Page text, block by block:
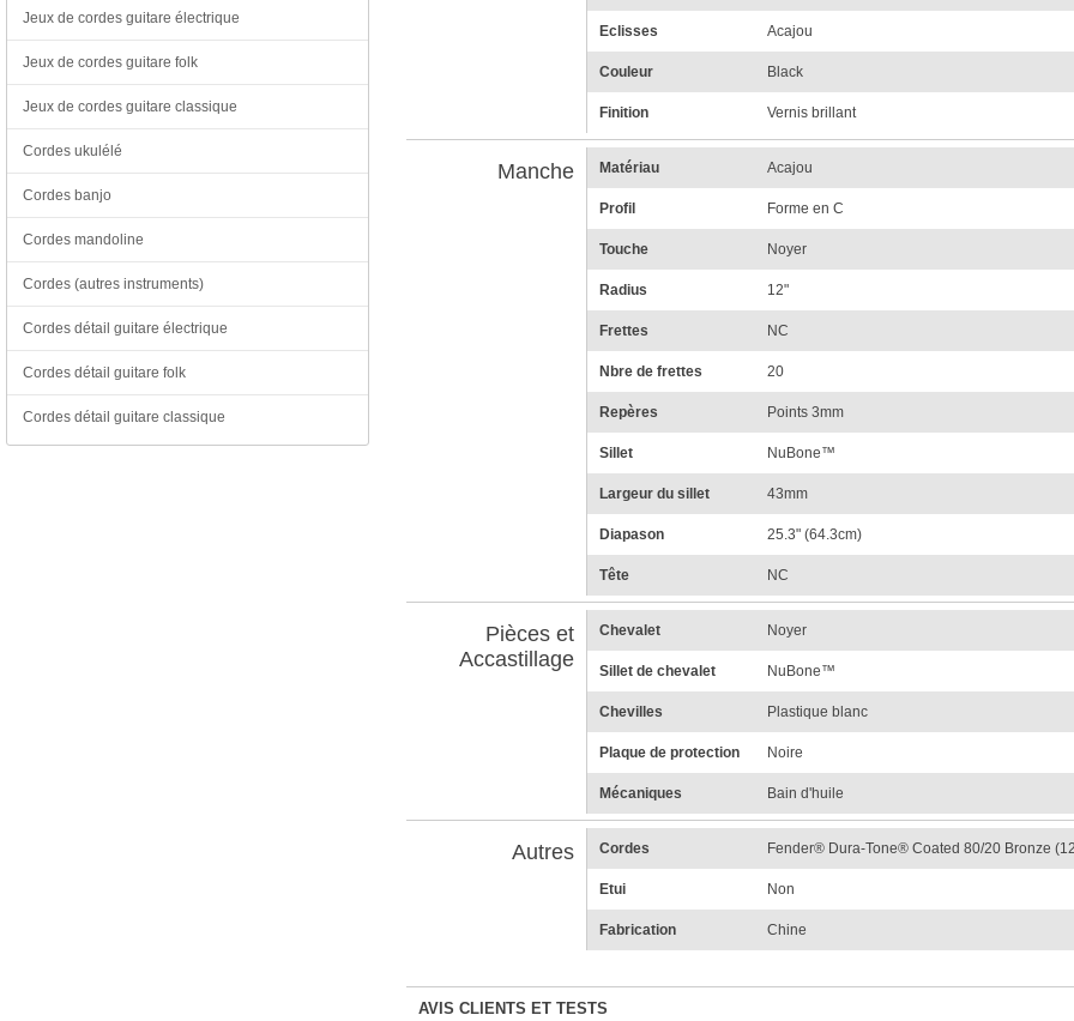
Eclisses Acajou
Couleur Black
Finition Vernis brillant
Manche Matériau Acajou
Profil Forme en C
Touche Noyer
Radius 12"
Frettes NC
Nbre de frettes 20
Repères Points 3mm
Sillet NuBone™
Largeur du sillet 43mm
Diapason 25.3" (64.3cm)
Tête NC
Pièces et
Accastillage
Chevalet Noyer
Sillet de chevalet NuBone™
Chevilles Plastique blanc
Plaque de protection Noire
Mécaniques Bain d'huile
Autres Cordes Fender® Dura-Tone® Coated 80/20 Bronze
Etui Non
Fabrication Chine
AVIS CLIENTS ET TESTS
Jeux de cordes guitare électrique
Jeux de cordes guitare folk
Jeux de cordes guitare classique
Cordes ukulélé
Cordes banjo
Cordes mandoline
Cordes (autres instruments)
Cordes détail guitare électrique
Cordes détail guitare folk
Cordes détail guitare classique